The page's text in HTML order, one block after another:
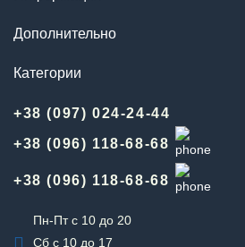
Дополнительно
Категории
+38 (097) 024-24-44
+38 (096) 118-68-68
+38 (096) 118-68-68
Пн-Пт с 10 до 20
Сб с 10 до 17